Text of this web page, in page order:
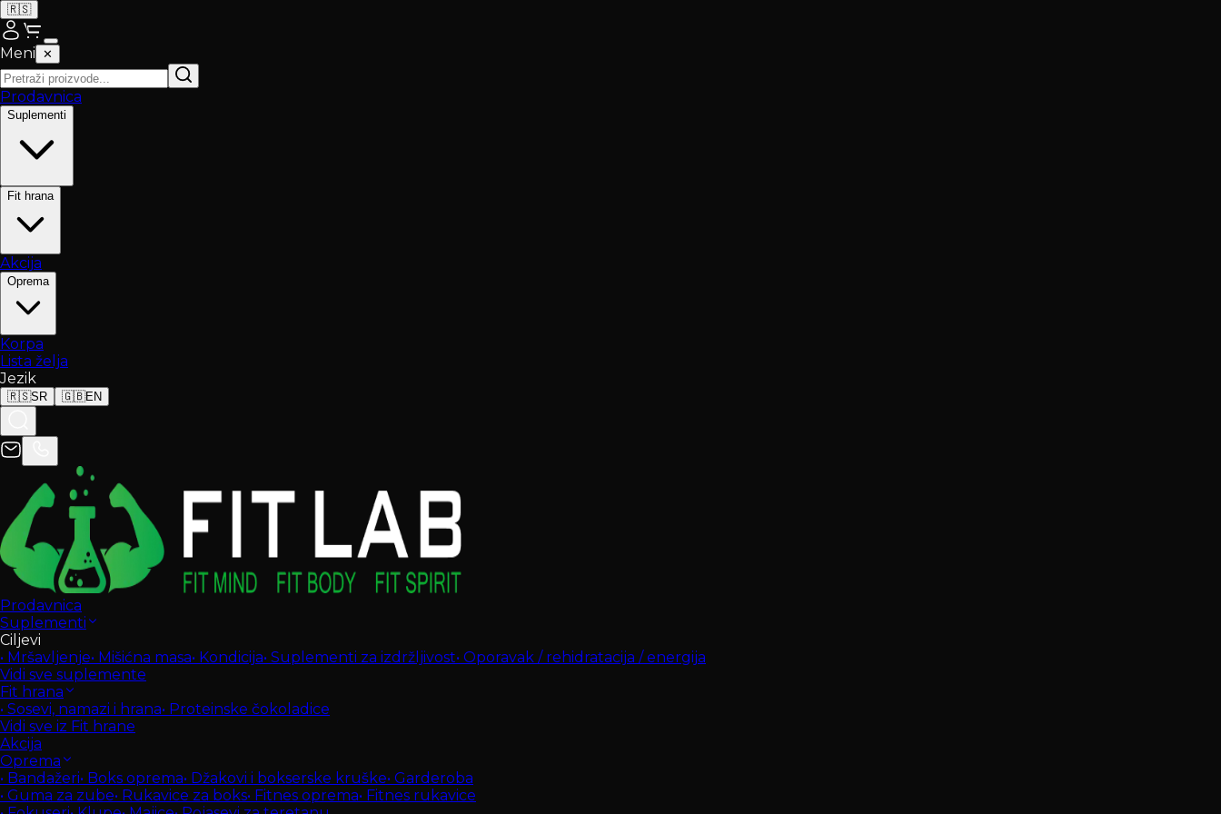
🇷🇸
Meni ✕
Prodavnica
Suplementi
Fit hrana
Akcija
Oprema
Korpa
Lista želja
Jezik
🇷🇸SR 🇬🇧EN
Prodavnica
Suplementi
Ciljevi
• Mršavljenje• Mišićna masa• Kondicija• Suplementi za izdržljivost• Oporavak / rehidratacija / energija
Vidi sve suplemente
Fit hrana
• Sosevi, namazi i hrana• Proteinske čokoladice
Vidi sve iz Fit hrane
Akcija
Oprema
• Bandažeri• Boks oprema• Džakovi i bokserske kruške• Garderoba
• Guma za zube• Rukavice za boks• Fitnes oprema• Fitnes rukavice